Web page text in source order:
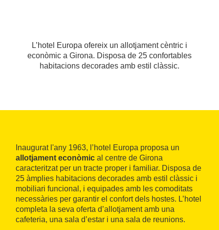
L’hotel Europa ofereix un allotjament cèntric i
econòmic a Girona. Disposa de 25 confortables
habitacions decorades amb estil clàssic.
Inaugurat l'any 1963, l’hotel Europa proposa un
allotjament econòmic al centre de Girona
caracteritzat per un tracte proper i familiar. Disposa de
25 àmplies habitacions decorades amb estil clàssic i
mobiliari funcional, i equipades amb les comoditats
necessàries per garantir el confort dels hostes. L’hotel
completa la seva oferta d’allotjament amb una
cafeteria, una sala d’estar i una sala de reunions.